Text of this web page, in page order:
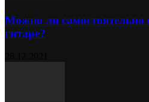
Можно ли самостоятельно
гитаре?